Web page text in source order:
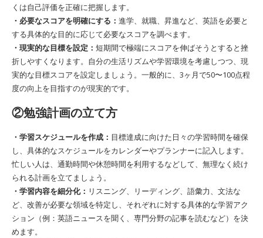
くは自己評価を正確に把握します。
・必要なスコアを明確にする： 進学、就職、昇進など、英語を必要と
する具体的な目的に応じて必要なスコアを調べます。
・現実的な目標を設定： 短期間で極端にスコアを伸ばそうとすると挫
折しやすくなります。自分の生活リズムや学習環境を考慮しつつ、現
実的な目標スコアを設定しましょう。一般的に、3ヶ月で50〜100点程
度の向上を目指すのが現実的です。
②勉強計画の立て方
・学習スケジュールを作成： 目標達成に向けた日々の学習時間を確保
し、具体的なスケジュールをカレンダーやプランナーに記入します。
忙しい人は、通勤時間や休憩時間を利用するなどして、無理なく続け
られる計画を立てましょう。
・学習内容を細分化： リスニング、リーディング、語彙力、文法な
ど、改善が必要な領域を特定し、それぞれに対する具体的な学習アク
ション（例：英語ニュースを聞く、専門分野の記事を読むなど）を決
めます。